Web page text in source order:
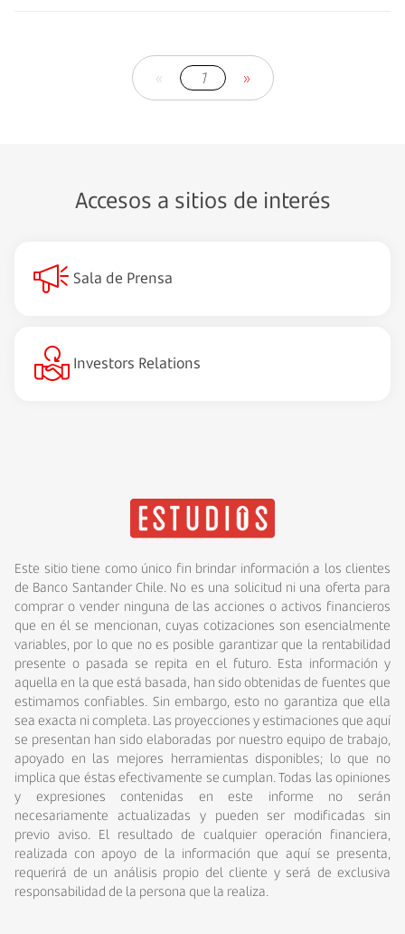
« 1 »
Accesos a sitios de interés
Sala de Prensa
Investors Relations
Este sitio tiene como único fin brindar información a los clientes
de Banco Santander Chile. No es una solicitud ni una oferta para
comprar o vender ninguna de las acciones o activos financieros
que en él se mencionan, cuyas cotizaciones son esencialmente
variables, por lo que no es posible garantizar que la rentabilidad
presente o pasada se repita en el futuro. Esta información y
aquella en la que está basada, han sido obtenidas de fuentes que
estimamos confiables. Sin embargo, esto no garantiza que ella
sea exacta ni completa. Las proyecciones y estimaciones que aquí
se presentan han sido elaboradas por nuestro equipo de trabajo,
apoyado en las mejores herramientas disponibles; lo que no
implica que éstas efectivamente se cumplan. Todas las opiniones
y expresiones contenidas en este informe no serán
necesariamente actualizadas y pueden ser modificadas sin
previo aviso. El resultado de cualquier operación financiera,
realizada con apoyo de la información que aquí se presenta,
requerirá de un análisis propio del cliente y será de exclusiva
responsabilidad de la persona que la realiza.